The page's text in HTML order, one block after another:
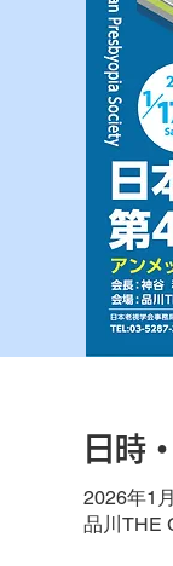
日時
2026年1
品川THE